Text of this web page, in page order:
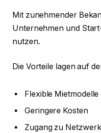
Mit zunehmender
Unternehmen und
nutzen.
Die Vorteile lagen auf
Flexible Mietmodelle
Geringere Kosten
Zugang zu